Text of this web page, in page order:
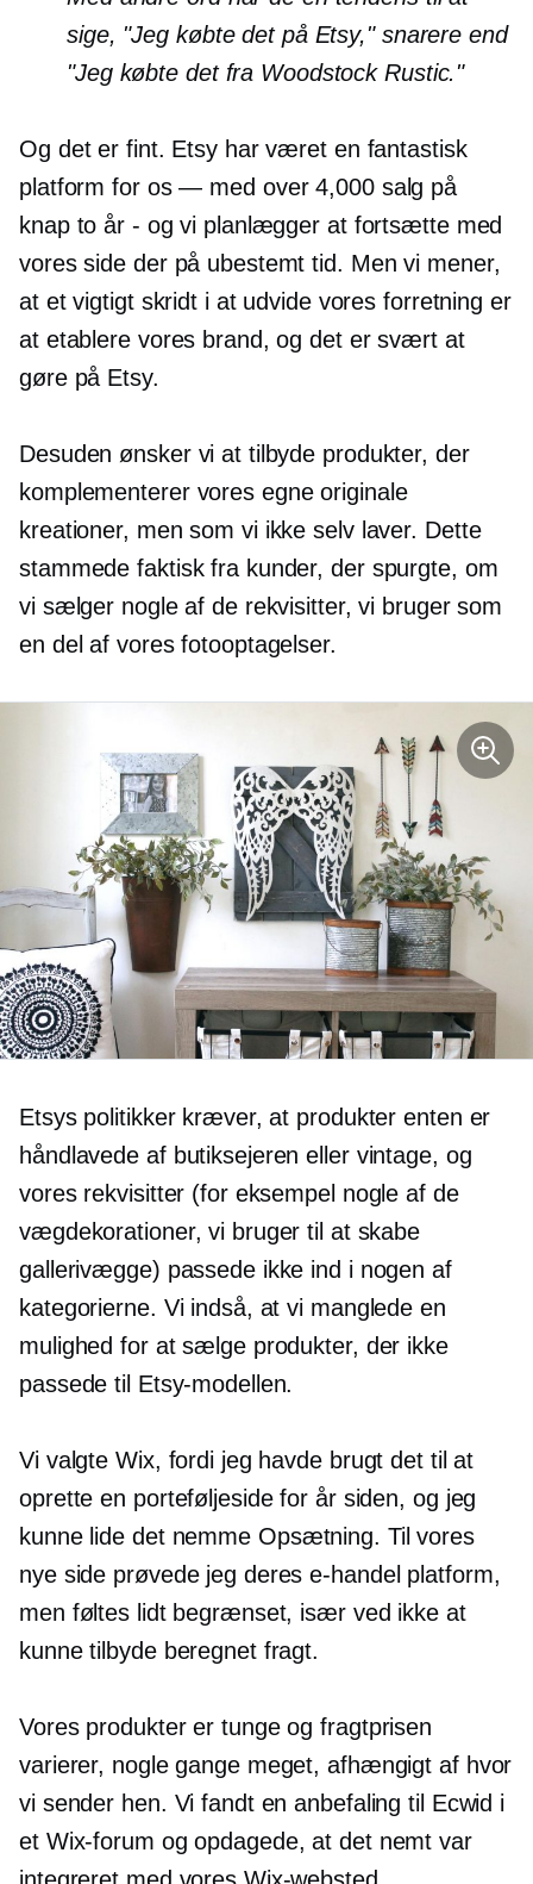
sige, "Jeg købte det på Etsy," snarere end
"Jeg købte det fra Woodstock Rustic."
Og det er fint. Etsy har været en fantastisk
platform for os— med over 4,000 salg på
knap to år - og vi planlægger at fortsætte med
vores side der på ubestemt tid. Men vi mener,
at et vigtigt skridt i at udvide vores forretning er
at etablere vores brand, og det er svært at
gøre på Etsy.
Desuden ønsker vi at tilbyde produkter, der
komplementerer vores egne originale
kreationer, men som vi ikke selv laver. Dette
stammede faktisk fra kunder, der spurgte, om
vi sælger nogle af de rekvisitter, vi bruger som
en del af vores fotooptagelser.
Etsys politikker kræver, at produkter enten er
håndlavede af butiksejeren eller vintage, og
vores rekvisitter (for eksempel nogle af de
vægdekorationer, vi bruger til at skabe
gallerivægge) passede ikke ind i nogen af ​​
kategorierne. Vi indså, at vi manglede en
mulighed for at sælge produkter, der ikke
passede til Etsy-modellen.
Vi valgte Wix, fordi jeg havde brugt det til at
oprette en porteføljeside for år siden, og jeg
kunne lide det nemme Opsætning. Til vores
nye side prøvede jeg derese-handelplatform,
men føltes lidt begrænset, især ved ikke at
kunne tilbyde beregnet fragt.
Vores produkter er tunge og fragtprisen
varierer, nogle gange meget, afhængigt af hvor
vi sender hen. Vi fandt en anbefaling til Ecwid i
et Wix-forum og opdagede, at det nemt var
integreret med vores Wix-websted.